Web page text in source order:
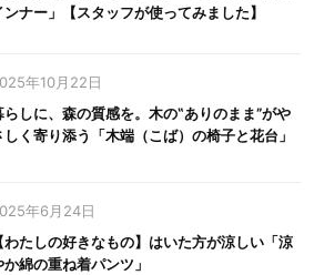
ンナー」【スタッフが使ってみました】
年10月22日
らしに、森の質感を。木の‟ありのまま”がや
しく寄り添う「木端（こば）の椅子と花台」
年6月24日
【わたしの好きなもの】はいた方が涼しい「涼
か綿の重ね着パンツ」